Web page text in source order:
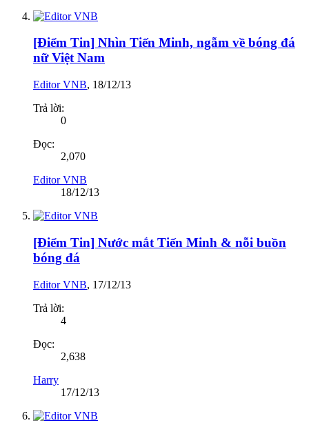
[Điểm Tin] Nhìn Tiến Minh, ngẫm về bóng đá
nữ Việt Nam
Editor VNB, 18/12/13
Trả lời:
0
Đọc:
2,070
Editor VNB
18/12/13
[Điểm Tin] Nước mắt Tiến Minh & nỗi buồn
bóng đá
Editor VNB, 17/12/13
Trả lời:
4
Đọc:
2,638
Harry
17/12/13